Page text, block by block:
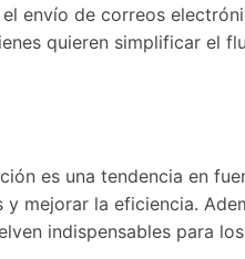
envío de correos
quieren simplificar el
es una tendencia en
mejorar la eficiencia.
indispensables para